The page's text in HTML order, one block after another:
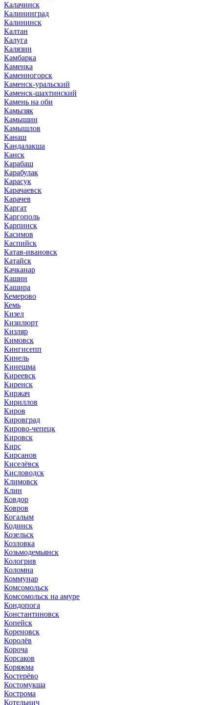
Калачинск
Калининград
Калининск
Калтан
Калуга
Калязин
Камбарка
Каменка
Каменногорск
Каменск-уральский
Каменск-шахтинский
Камень на оби
Камызяк
Камышин
Камышлов
Канаш
Кандалакша
Канск
Карабаш
Карабулак
Карасук
Карачаевск
Карачев
Каргат
Каргополь
Карпинск
Касимов
Каспийск
Катав-ивановск
Катайск
Качканар
Кашин
Кашира
Кемерово
Кемь
Кизел
Кизилюрт
Кизляр
Кимовск
Кингисепп
Кинель
Кинешма
Киреевск
Киренск
Киржач
Кириллов
Киров
Кировград
Кирово-чепецк
Кировск
Кирс
Кирсанов
Киселёвск
Кисловодск
Климовск
Клин
Ковдор
Ковров
Когалым
Кодинск
Козельск
Козловка
Козьмодемьянск
Кологрив
Коломна
Коммунар
Комсомольск
Комсомольск на амуре
Кондопога
Константиновск
Копейск
Кореновск
Королёв
Короча
Корсаков
Коряжма
Костерёво
Костомукша
Кострома
Котельнич